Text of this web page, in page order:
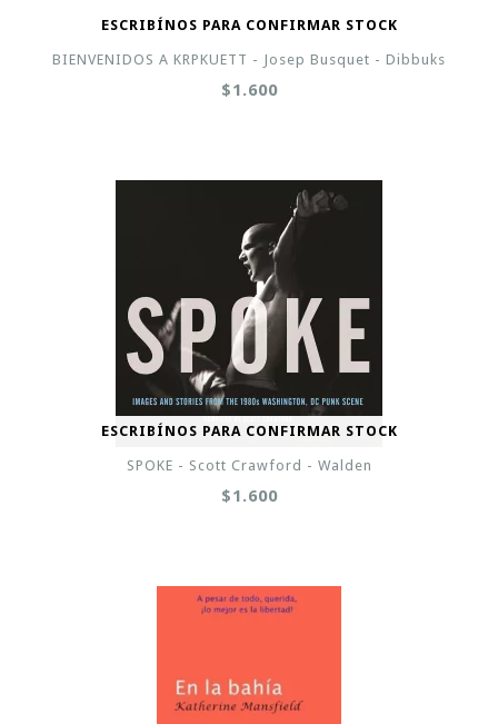
ESCRIBÍNOS PARA CONFIRMAR STOCK
BIENVENIDOS A KRPKUETT - Josep Busquet - Dibbuks
$1.600
ESCRIBÍNOS PARA CONFIRMAR STOCK
SPOKE - Scott Crawford - Walden
$1.600